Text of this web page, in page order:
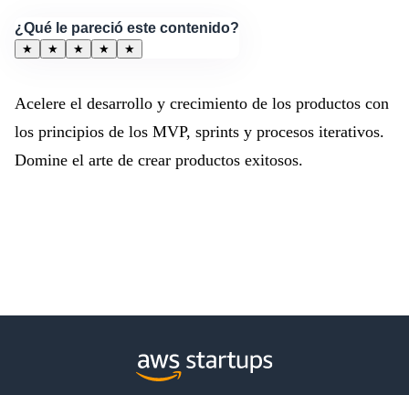
¿Qué le pareció este contenido?
★ ★ ★ ★ ★
Acelere el desarrollo y crecimiento de los productos con
los principios de los MVP, sprints y procesos iterativos.
Domine el arte de crear productos exitosos.